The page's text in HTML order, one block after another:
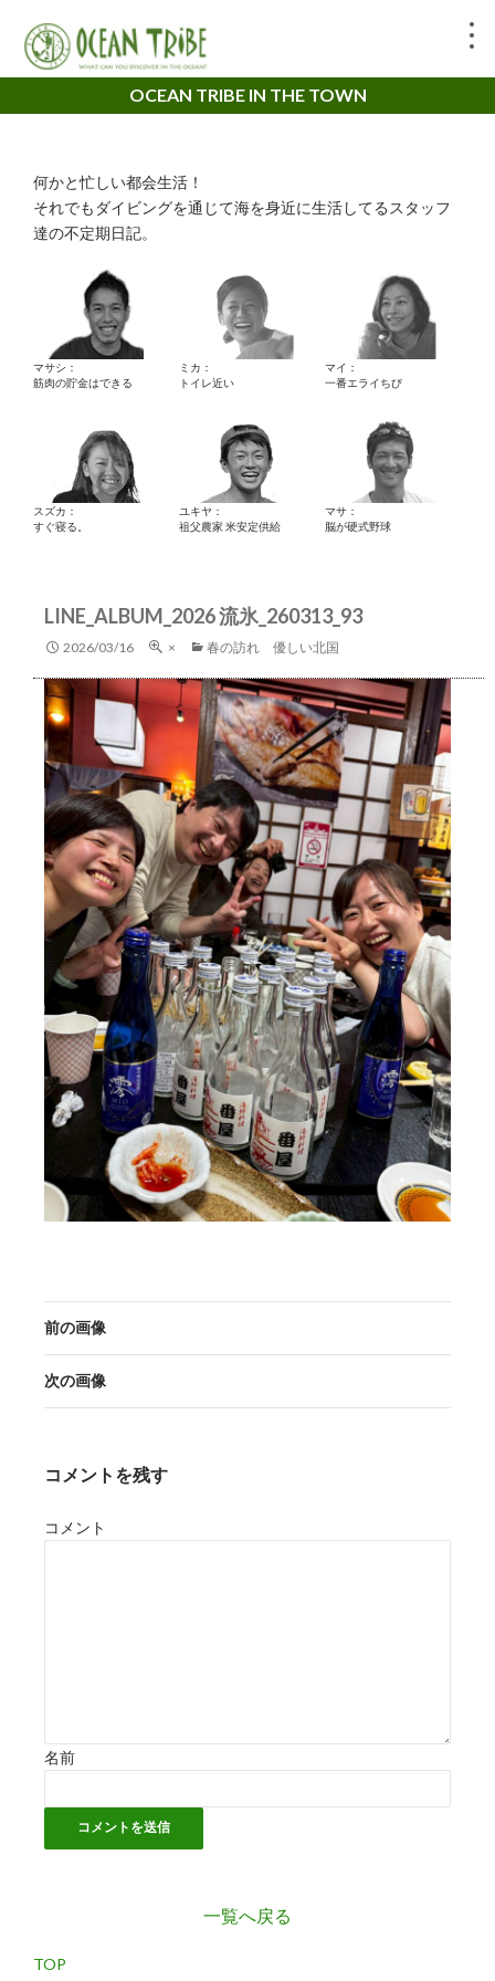
OCEAN TRIBE IN THE TOWN
何かと忙しい都会生活！
それでもダイビングを通じて海を身近に生活してるスタッフ
達の不定期日記。
マサシ：
筋肉の貯金はできる
ミカ：
トイレ近い
マイ：
一番エライちび
スズカ：
すぐ寝る。
ユキヤ：
祖父農家 米安定供給
マサ：
脳が硬式野球
LINE_ALBUM_2026 流氷_260313_93
2026/03/16 × 春の訪れ 優しい北国
前の画像
次の画像
コメントを残す
コメント
名前
一覧へ戻る
TOP